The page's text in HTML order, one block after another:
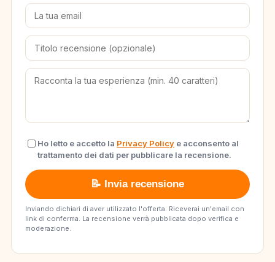
Ho letto e accetto la Privacy Policy e acconsento al
trattamento dei dati per pubblicare la recensione.
📝 Invia recensione
Inviando dichiari di aver utilizzato l'offerta. Riceverai un'email con
link di conferma. La recensione verrà pubblicata dopo verifica e
moderazione.